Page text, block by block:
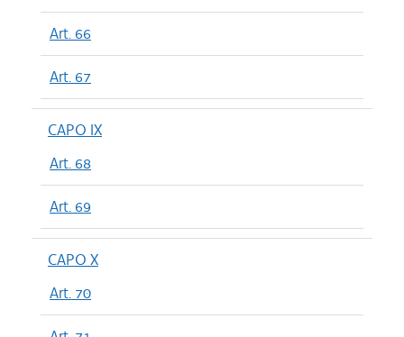
Art. 66
Art. 67
CAPO IX
Art. 68
Art. 69
CAPO X
Art. 70